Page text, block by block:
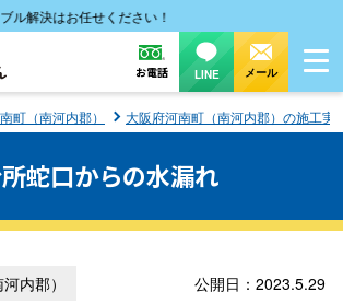
解決はお任せください！
お電話 LINE メール
町（南河内郡） 大阪府河南町（南河内郡）の施工実
蛇口からの水漏れ
内郡） 公開日：2023.5.29